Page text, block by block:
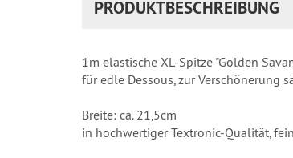
PRODUKTBESCHREIBUNG
1m elastische XL-Spitze "Golden
für edle Dessous, zur Verschönerung
Breite: ca. 21,5cm
in hochwertiger Textronic-Qualität,